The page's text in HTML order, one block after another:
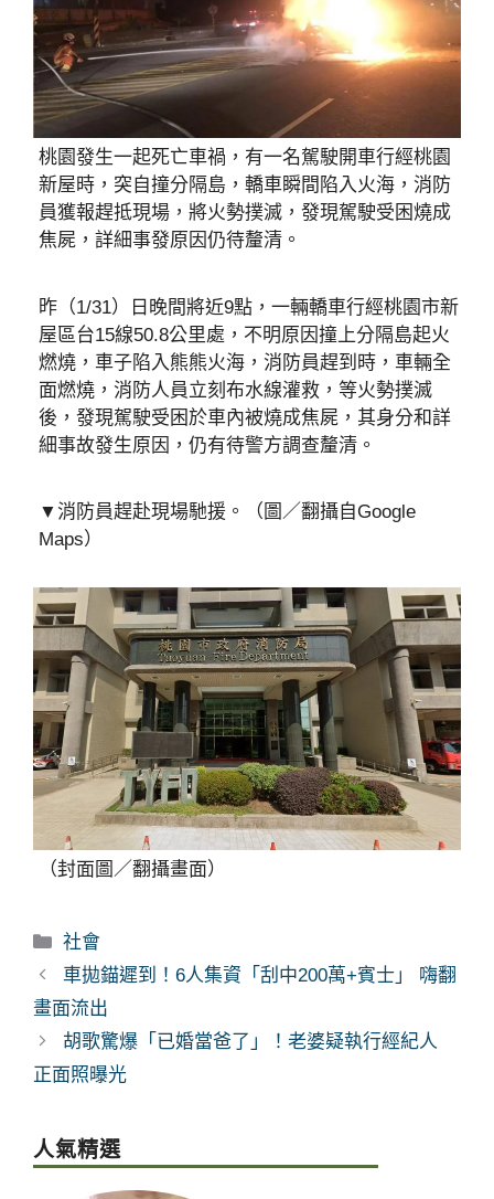
桃園發生一起死亡車禍，有一名駕駛開車行經桃園
新屋時，突自撞分隔島，轎車瞬間陷入火海，消防
員獲報趕抵現場，將火勢撲滅，發現駕駛受困燒成
焦屍，詳細事發原因仍待釐清。
昨（1/31）日晚間將近9點，一輛轎車行經桃園市新
屋區台15線50.8公里處，不明原因撞上分隔島起火
燃燒，車子陷入熊熊火海，消防員趕到時，車輛全
面燃燒，消防人員立刻布水線灌救，等火勢撲滅
後，發現駕駛受困於車內被燒成焦屍，其身分和詳
細事故發生原因，仍有待警方調查釐清。
▼消防員趕赴現場馳援。（圖／翻攝自Google
Maps）
（封面圖／翻攝畫面）
分
類
社會
車拋錨遲到！6人集資「刮中200萬+賓士」 嗨翻
畫面流出
胡歌驚爆「已婚當爸了」！老婆疑執行經紀人
正面照曝光
人氣精選